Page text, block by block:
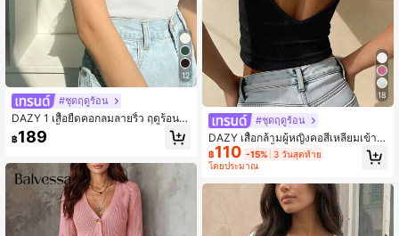
12
#ชุดฤดูร้อน
DAZY 1 เสื้อยืดคอกลมลายริ้ว ฤดูร้อน ส
ไตล์เพรปปี้
฿189
18
#ชุดฤดูร้อน
DAZY เสื้อกล้ามผู้หญิงคอสี่เหลี่ยมเข้ารู
ปแบบครอป เสื้อซับในสไตล์สตรีทลำลอ
ง สำหรับฤดูร้อน Y2K โรงเรียน
฿110 -15% 3 วันสุดท้าย
โดยประมาณ